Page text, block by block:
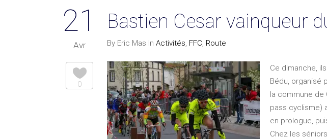
21
Avr
0
Bastien Cesar vainqueur
By Eric Mas In Activités, FFC, Route
Ce dimanche,
Bédu, organisé
la commune de
pass cyclisme)
en prologue,
Chez les